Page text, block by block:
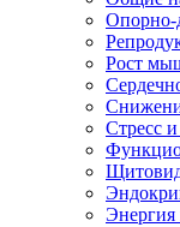
Опорно-
Рост
Стресс
Энергия